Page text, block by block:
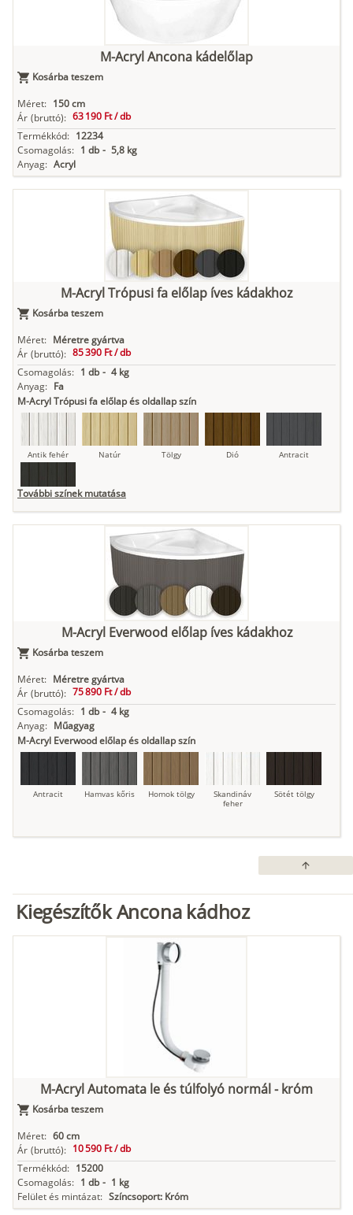
M-Acryl Ancona kádelőlap
Kosárba teszem
Méret: 150 cm
Ár (bruttó): 63 190 Ft /db
Termékkód: 12234
Csomagolás: 1 db - 5,8 kg
Anyag: Acryl
M-Acryl Trópusi fa előlap íves kádakhoz
Kosárba teszem
Méret: Méretre gyártva
Ár (bruttó): 85 390 Ft /db
Csomagolás: 1 db - 4 kg
Anyag: Fa
M-Acryl Trópusi fa előlap és oldallap szín
Antik fehér Natúr Tölgy Dió Antracit
További színek mutatása
M-Acryl Everwood előlap íves kádakhoz
Kosárba teszem
Méret: Méretre gyártva
Ár (bruttó): 75 890 Ft /db
Csomagolás: 1 db - 4 kg
Anyag: Műagyag
M-Acryl Everwood előlap és oldallap szín
Antracit Hamvas kőris Homok tölgy
Skandináv
feher
Sötét tölgy
arrow_upward
Kiegészítők Ancona kádhoz
M-Acryl Automata le és túlfolyó normál - króm
Kosárba teszem
Méret: 60 cm
Ár (bruttó): 10 590 Ft /db
Termékkód: 15200
Csomagolás: 1 db - 1 kg
Felület és mintázat: Színcsoport: Króm